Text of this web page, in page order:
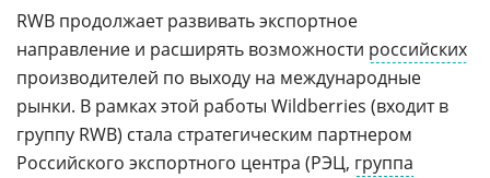
RWB продолжает развивать экспортное
направление и расширять возможности российских
производителей по выходу на международные
рынки. В рамках этой работы Wildberries (входит в
группу RWB) стала стратегическим партнером
Российского экспортного центра (РЭЦ, группа